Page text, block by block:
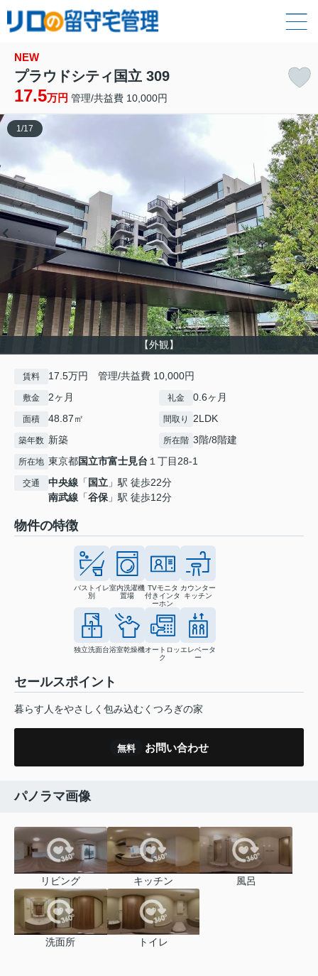
NEW
プラウドシティ国立 309
17.5万円 管理/共益費 10,000円
【外観】
1 /17
賃料 17.5万円 管理/共益費 10,000円
敷金 2ヶ月 礼金 0.6ヶ月
面積 48.87㎡ 間取り 2LDK
築年数 新築 所在階 3階/8階建
所在地 東京都国立市富士見台 １丁目28-1
交通 中央線 「 国立 」駅 徒歩22分
南武線 「谷保 」駅 徒歩12分
物件の特徴
バストイレ
別
室内洗濯機
置場
TVモニタ
付きインタ
ーホン
カウンター
キッチン
独立洗面台浴室乾燥機オートロッ
ク
エレベータ
ー
セールスポイント
暮らす人をやさしく包み込むくつろぎの家
無料 お問い合わせ
パノラマ画像
リビング キッチン 風呂
洗面所 トイレ